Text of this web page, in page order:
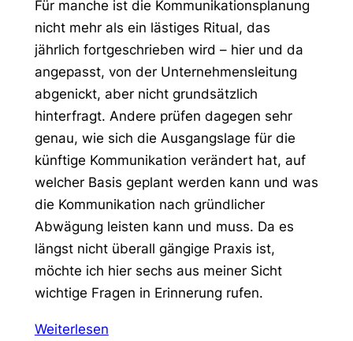
Für manche ist die Kommunikationsplanung
nicht mehr als ein lästiges Ritual, das
jährlich fortgeschrieben wird – hier und da
angepasst, von der Unternehmensleitung
abgenickt, aber nicht grundsätzlich
hinterfragt. Andere prüfen dagegen sehr
genau, wie sich die Ausgangslage für die
künftige Kommunikation verändert hat, auf
welcher Basis geplant werden kann und was
die Kommunikation nach gründlicher
Abwägung leisten kann und muss. Da es
längst nicht überall gängige Praxis ist,
möchte ich hier sechs aus meiner Sicht
wichtige Fragen in Erinnerung rufen.
Weiterlesen